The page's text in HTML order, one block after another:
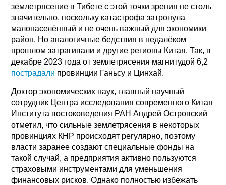
землетрясение в Тибете с этой точки зрения не столь
значительно, поскольку катастрофа затронула
малонаселённый и не очень важный для экономики
район. Но аналогичные бедствия в недалёком
прошлом затрагивали и другие регионы Китая. Так, в
декабре 2023 года от землетрясения магнитудой 6,2
пострадали провинции Ганьсу и Цинхай.
Доктор экономических наук, главный научный
сотрудник Центра исследования современного Китая
Института востоковедения РАН Андрей Островский
отметил, что сильные землетрясения в некоторых
провинциях КНР происходят регулярно, поэтому
власти заранее создают специальные фонды на
такой случай, а предприятия активно пользуются
страховыми инструментами для уменьшения
финансовых рисков. Однако полностью избежать